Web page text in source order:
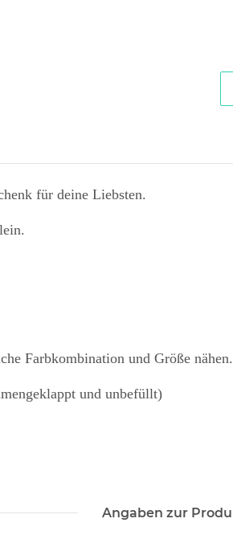
für deine Liebsten.
Farbkombination und Größe nähen.
und unbefüllt)
Angaben zur